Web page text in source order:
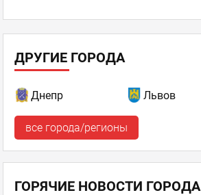
ДРУГИЕ ГОРОДА
Днепр Львов
все города/регионы
ГОРЯЧИЕ НОВОСТИ ГОРОДА